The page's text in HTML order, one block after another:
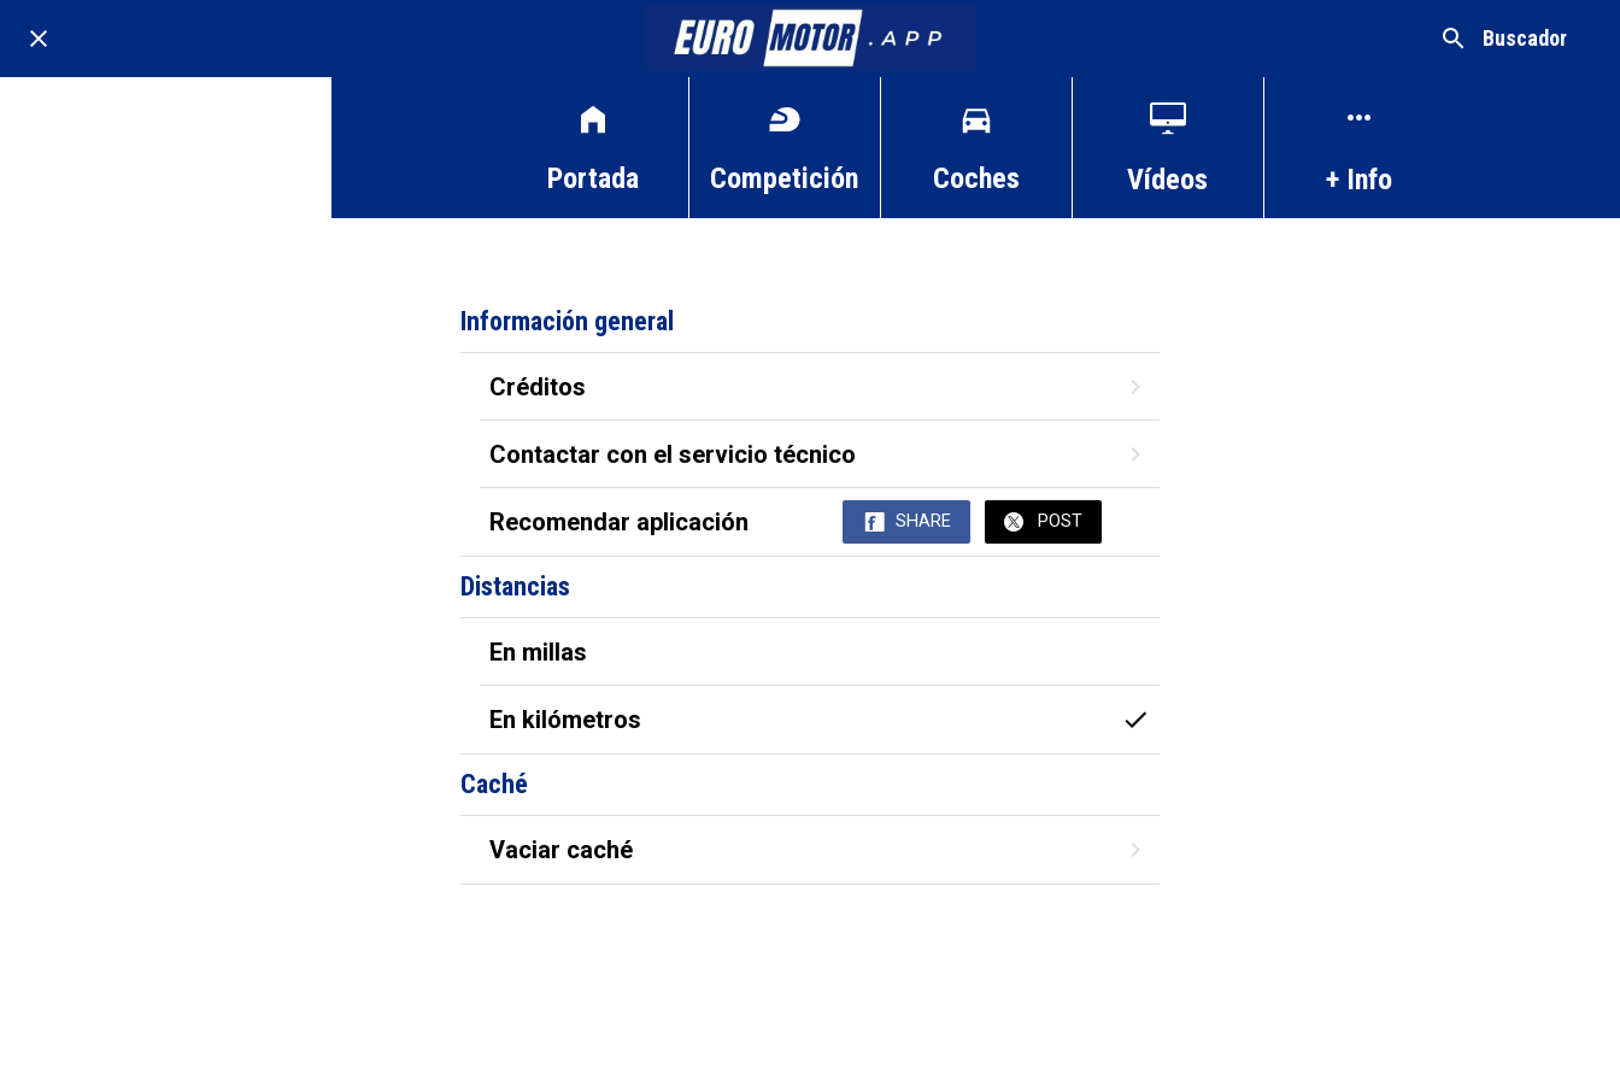
Buscador
Portada Competición Coches Vídeos + Info
Información general
Créditos
Contactar con el servicio técnico
Recomendar aplicación SHARE POST
Distancias
En millas
En kilómetros
Caché
Vaciar caché